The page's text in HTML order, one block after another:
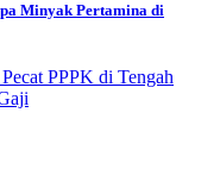
Minyak Pertamina di